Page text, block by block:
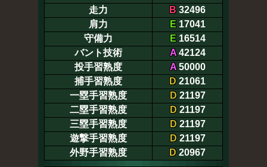
走力
B 32496
肩力
E17041
守備力
E16514
バント技術
A42124
投手習熟度
A50000
捕手習熟度
D 21061
一塁手習熟度
D21197
二塁手習熟度
D21197
三塁手習熟度
D21197
遊撃手習熟度
D21197
外野手習熟度
D 20967